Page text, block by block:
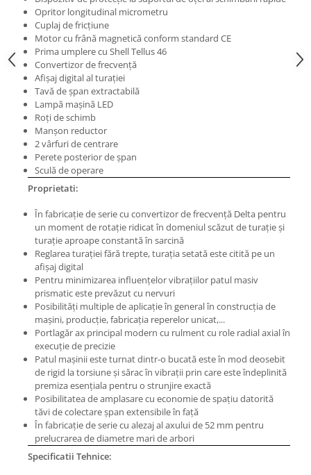
Masini pentru slefuit tevi
Masini universale de ascutit
Polizoare de banc
Masini de filetat
Masini pneumatice de filetat
Masini electrice de filetat
Exhaustor pentru aschii metal
Masini de gaurit cu talpa
magnetica
Instalatii de spalare a pieselor
Universale de strung si accesorii
pentru strunguri
Falci pentru 3 bacuri PS3/ PO3
Falci pentru 4 bacuri PS4/ PO4
Flanșă
Fălcile pentru 3-bacuri DK11
Fălcile pentru 4-bacuri DK12
Mandrine independente
Mandrină cu 3 fălci din fontă
Mandrină cu 3 fălci din otel
Mandrină cu 4 fălci din fontă
Mandrină cu 4 fălci din otel
Seturi de unelte pentru strungarie
Standuri pentru strunguri
Opritor longitudinal micrometru
Cuplaj de fricţiune
Motor cu frână magnetică conform standard CE
Prima umplere cu Shell Tellus 46
Convertizor de frecvenţă
Afişaj digital al turaţiei
Tavă de şpan extractabilă
Lampă maşină LED
Roţi de schimb
Manşon reductor
2 vârfuri de centrare
Perete posterior de şpan
Sculă de operare
Proprietati:
În fabricaţie de serie cu convertizor de frecvenţă Delta pentru
un moment de rotaţie ridicat în domeniul scăzut de turaţie şi
turaţie aproape constantă în sarcină
Reglarea turaţiei fără trepte, turaţia setată este citită pe un
afişaj digital
Pentru minimizarea influenţelor vibraţiilor patul masiv
prismatic este prevăzut cu nervuri
Posibilităţi multiple de aplicaţie în general în construcţia de
maşini, producţie, fabricaţia reperelor unicat,...
Portlagăr ax principal modern cu rulment cu role radial axial în
execuţie de precizie
Patul maşinii este turnat dintr-o bucată este în mod deosebit
de rigid la torsiune şi sărac în vibraţii prin care este îndeplinită
premiza esenţiala pentru o strunjire exactă
Posibilitatea de amplasare cu economie de spaţiu datorită
tăvi de colectare şpan extensibile în faţă
În fabricaţie de serie cu alezaj al axului de 52 mm pentru
prelucrarea de diametre mari de arbori
Specificatii Tehnice: